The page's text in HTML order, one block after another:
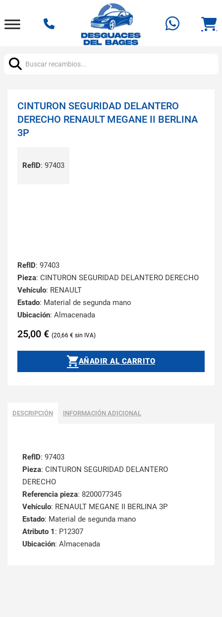
CINTURON SEGURIDAD DELANTERO
DERECHO RENAULT MEGANE II BERLINA
3P
RefID: 97403
RefID: 97403
Pieza: CINTURON SEGURIDAD DELANTERO DERECHO
Vehículo: RENAULT
Estado: Material de segunda mano
Ubicación: Almacenada
25,00 € 20,66 €
AÑADIR AL CARRITO
DESCRIPCIÓN INFORMACIÓN ADICIONAL
RefID: 97403
Pieza: CINTURON SEGURIDAD DELANTERO
DERECHO
Referencia pieza: 8200077345
Vehículo: RENAULT MEGANE II BERLINA 3P
Estado: Material de segunda mano
Atributo 1 : P12307
Ubicación: Almacenada